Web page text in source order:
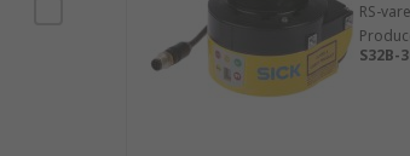
RS-
S32B-